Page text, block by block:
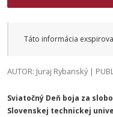
Táto informácia
AUTOR: Juraj Rybanský |
Sviatočný Deň boja za
Slovenskej technickej